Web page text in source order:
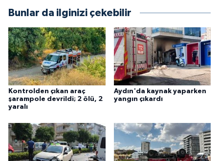
Bunlar da ilginizi çekebilir
Kontrolden çıkan araç
şarampole devrildi; 2 ölü, 2
yaralı
Aydın'da kaynak yaparken
yangın çıkardı